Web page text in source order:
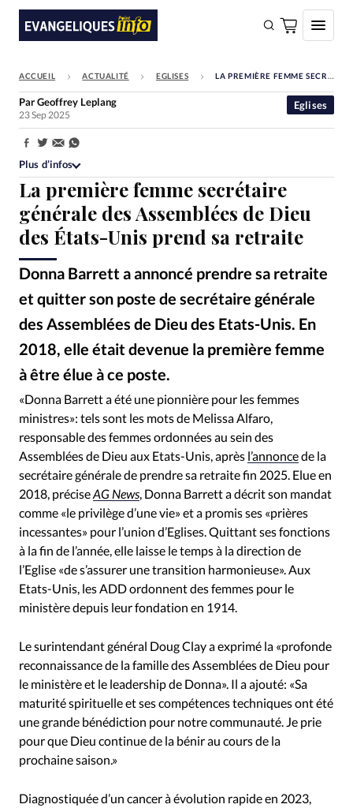
FAIRE UN DON
Faire un don
Eglises
Société
Monde
Bible
Toute l'actualité
Se connecter
Devise:CHF
RUBRIQUES
Toute l'actualité Bible
Eglises
Histoire Laicité
Liberté religieuse
Mission
Monde People Politique
Religions
Société
ACCUEIL ACTUALITÉ EGLISES LA PREMIÈRE FEMME SECRÉTAIRE GÉNÉRALE DES ASSEMBLÉES DE DIEU DES ÉTATS-UNIS PREND SA RETRAITE
La première femme secrétaire
générale des Assemblées de Dieu
des États-Unis prend sa retraite
Donna Barrett a annoncé prendre sa retraite
et quitter son poste de secrétaire générale
des Assemblées de Dieu des Etats-Unis. En
2018, elle était devenue la première femme
à être élue à ce poste.
Eglises
ParGeoffrey Leplang
23 Sep 2025
Partager:
Plus d’infos
«Donna Barrett a été une pionnière pour les femmes
ministres»: tels sont les mots de Melissa Alfaro,
responsable des femmes ordonnées au sein des
Assemblées de Dieu aux Etats-Unis, après l’annoncede la
secrétaire générale de prendre sa retraite fin 2025. Elue en
2018, préciseAG News , Donna Barrett a décrit son mandat
comme «le privilège d’une vie» et a promis ses «prières
incessantes» pour l’union d’Eglises. Quittant ses fonctions
à la fin de l’année, elle laisse le temps à la direction de
l’Eglise «de s’assurer une transition harmonieuse». Aux
Etats-Unis, les ADD ordonnent des femmes pour le
ministère depuis leur fondation en 1914.
Le surintendant général Doug Clay a exprimé la «profonde
reconnaissance de la famille des Assemblées de Dieu pour
le ministère et le leadership de Donna». Il a ajouté: «Sa
maturité spirituelle et ses compétences techniques ont été
une grande bénédiction pour notre communauté. Je prie
pour que Dieu continue de la bénir au cours de la
prochaine saison.»
Diagnostiquée d’un cancer à évolution rapide en 2023,